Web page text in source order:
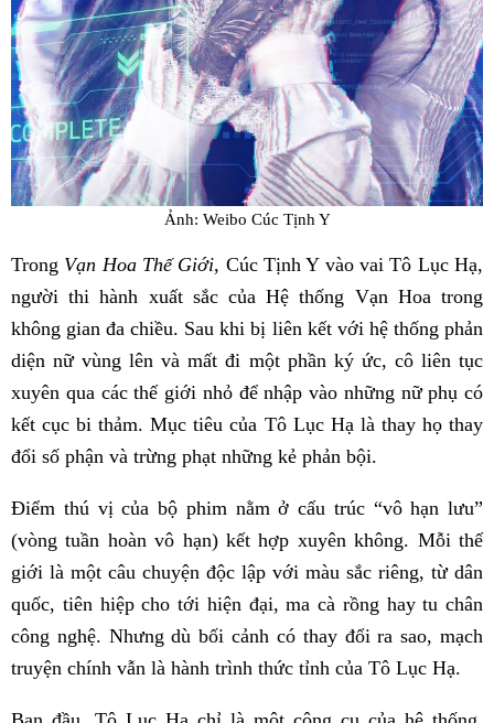
Ảnh: Weibo Cúc Tịnh Y
Trong Vạn Hoa Thế Giới, Cúc Tịnh Y vào vai Tô Lục Hạ,
người thi hành xuất sắc của Hệ thống Vạn Hoa trong
không gian đa chiều. Sau khi bị liên kết với hệ thống phản
diện nữ vùng lên và mất đi một phần ký ức, cô liên tục
xuyên qua các thế giới nhỏ để nhập vào những nữ phụ có
kết cục bi thảm. Mục tiêu của Tô Lục Hạ là thay họ thay
đổi số phận và trừng phạt những kẻ phản bội.
Điểm thú vị của bộ phim nằm ở cấu trúc “vô hạn lưu”
(vòng tuần hoàn vô hạn) kết hợp xuyên không. Mỗi thế
giới là một câu chuyện độc lập với màu sắc riêng, từ dân
quốc, tiên hiệp cho tới hiện đại, ma cà rồng hay tu chân
công nghệ. Nhưng dù bối cảnh có thay đổi ra sao, mạch
truyện chính vẫn là hành trình thức tỉnh của Tô Lục Hạ.